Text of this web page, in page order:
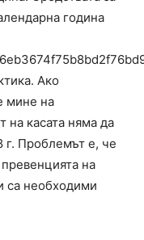
година
Ако
мине на
на касата няма да
г. Проблемът е, че
на
са необходими